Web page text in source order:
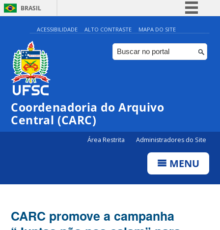
BRASIL
Simplifique!
Comunica BR
Participe
Canais
ACESSIBILIDADE ALTO CONTRASTE MAPA DO SITE
Coordenadoria do Arquivo
Central (CARC)
Área Restrita Administradores do Site
MENU
CARC promove a campanha